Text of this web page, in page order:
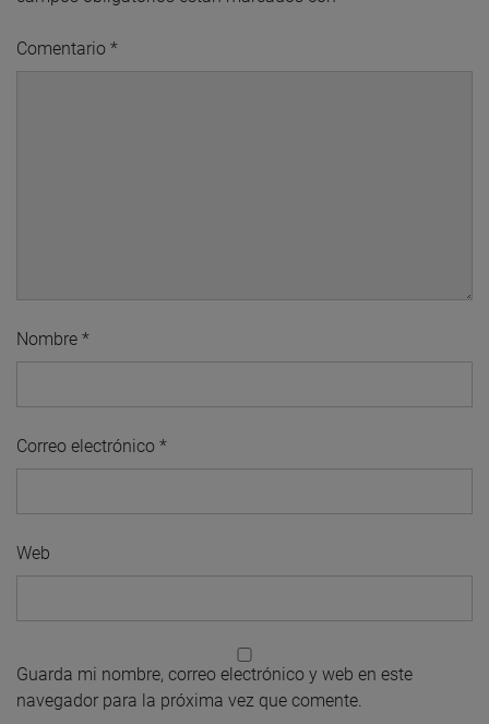
Comentario *
Nombre *
Correo electrónico *
Web
Guarda mi nombre, correo electrónico y web en este
navegador para la próxima vez que comente.